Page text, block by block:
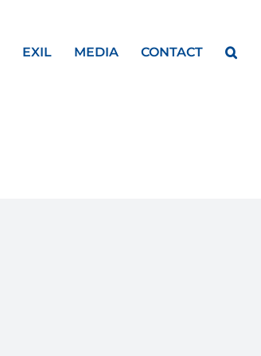
EXIL MEDIA CONTACT